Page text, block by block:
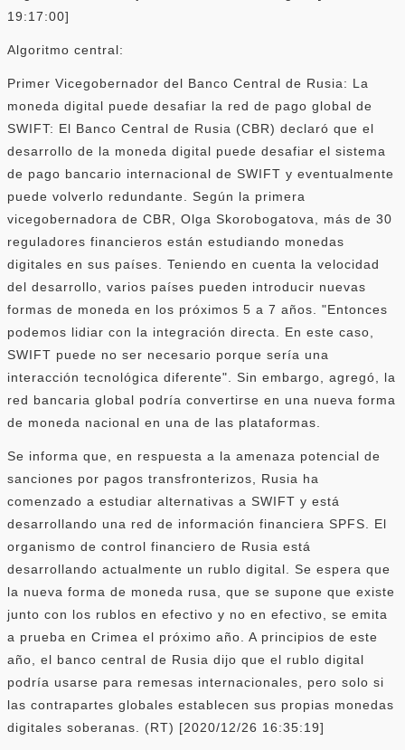
19:17:00]
Algoritmo central:
Primer Vicegobernador del Banco Central de Rusia: La
moneda digital puede desafiar la red de pago global de
SWIFT: El Banco Central de Rusia (CBR) declaró que el
desarrollo de la moneda digital puede desafiar el sistema
de pago bancario internacional de SWIFT y eventualmente
puede volverlo redundante. Según la primera
vicegobernadora de CBR, Olga Skorobogatova, más de 30
reguladores financieros están estudiando monedas
digitales en sus países. Teniendo en cuenta la velocidad
del desarrollo, varios países pueden introducir nuevas
formas de moneda en los próximos 5 a 7 años. "Entonces
podemos lidiar con la integración directa. En este caso,
SWIFT puede no ser necesario porque sería una
interacción tecnológica diferente". Sin embargo, agregó, la
red bancaria global podría convertirse en una nueva forma
de moneda nacional en una de las plataformas.
Se informa que, en respuesta a la amenaza potencial de
sanciones por pagos transfronterizos, Rusia ha
comenzado a estudiar alternativas a SWIFT y está
desarrollando una red de información financiera SPFS. El
organismo de control financiero de Rusia está
desarrollando actualmente un rublo digital. Se espera que
la nueva forma de moneda rusa, que se supone que existe
junto con los rublos en efectivo y no en efectivo, se emita
a prueba en Crimea el próximo año. A principios de este
año, el banco central de Rusia dijo que el rublo digital
podría usarse para remesas internacionales, pero solo si
las contrapartes globales establecen sus propias monedas
digitales soberanas. (RT) [2020/12/26 16:35:19]